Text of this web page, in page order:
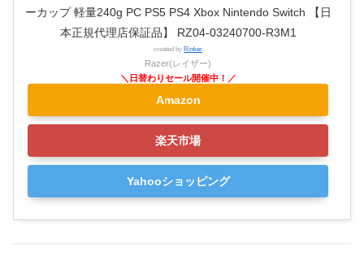
ーカップ 軽量240g PC PS5 PS4 Xbox Nintendo Switch 【日
本正規代理店保証品】 RZ04-03240700-R3M1
created by Rinker
Razer(レイザー)
Amazon
楽天市場
Yahooショッピング